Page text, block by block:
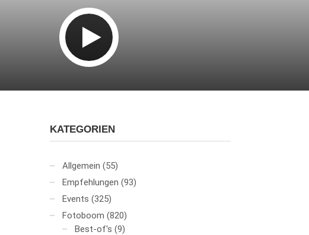
KATEGORIEN
Allgemein (55)
Empfehlungen (93)
Events (325)
Fotoboom (820)
Best-of's (9)